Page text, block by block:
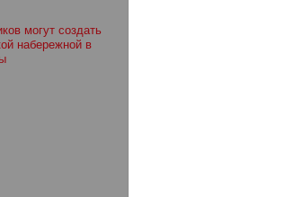
могут создать
набережной в